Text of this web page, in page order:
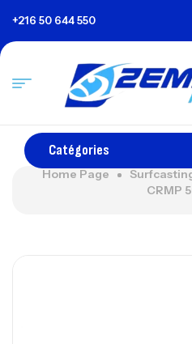
+216 50 644 550
Catégories
Home Page
CRMP